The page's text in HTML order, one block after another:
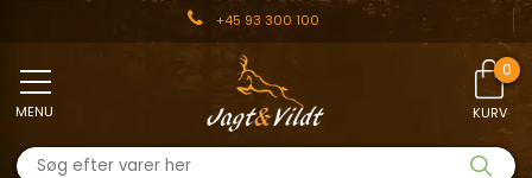
+45 93 300 100
KURV
MENU